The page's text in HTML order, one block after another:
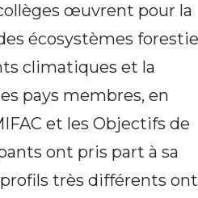
œuvrent pour la
écosystèmes
climatiques et la
pays membres, en
et les Objectifs de
ont pris part à sa
très différents ont